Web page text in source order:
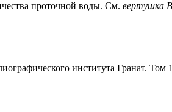
проточной воды. См. вертушка
института Гранат.